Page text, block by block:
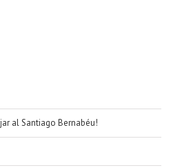
al Santiago Bernabéu!